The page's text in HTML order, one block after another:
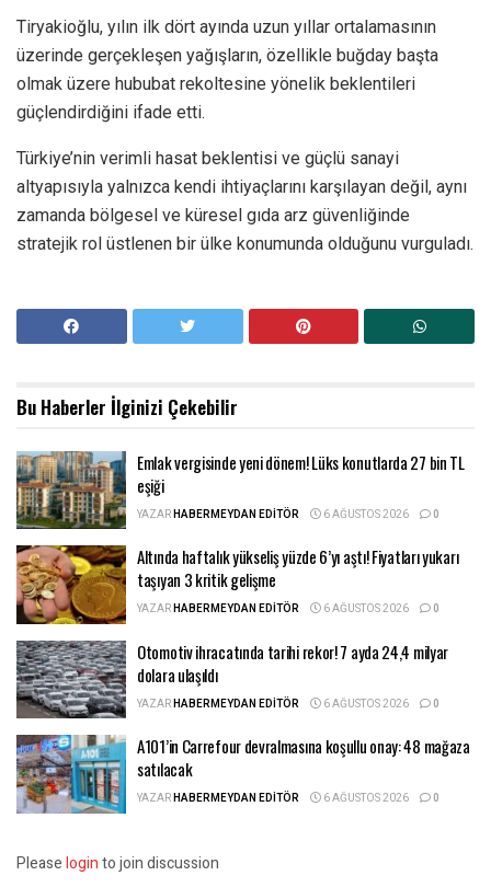
Tiryakioğlu, yılın ilk dört ayında uzun yıllar ortalamasının
üzerinde gerçekleşen yağışların, özellikle buğday başta
olmak üzere hububat rekoltesine yönelik beklentileri
güçlendirdiğini ifade etti.
Türkiye’nin verimli hasat beklentisi ve güçlü sanayi
altyapısıyla yalnızca kendi ihtiyaçlarını karşılayan değil, aynı
zamanda bölgesel ve küresel gıda arz güvenliğinde
stratejik rol üstlenen bir ülke konumunda olduğunu vurguladı.
Bu Haberler İlginizi Çekebilir
Emlak vergisinde yeni dönem! Lüks konutlarda 27 bin TL
eşiği
YAZARHABERMEYDAN EDITÖR 6 AĞUSTOS 2026 0
Altında haftalık yükseliş yüzde 6’yı aştı! Fiyatları yukarı
taşıyan 3 kritik gelişme
YAZARHABERMEYDAN EDITÖR 6 AĞUSTOS 2026 0
Otomotiv ihracatında tarihi rekor! 7 ayda 24,4 milyar
dolara ulaşıldı
YAZARHABERMEYDAN EDITÖR 6 AĞUSTOS 2026 0
A101’in Carrefour devralmasına koşullu onay: 48 mağaza
satılacak
YAZARHABERMEYDAN EDITÖR 6 AĞUSTOS 2026 0
Pleaseloginto join discussion